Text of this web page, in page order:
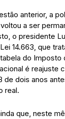
anterior, a
a ser
o presidente
14.663, que
do Imposto
é reajuste
de dois anos
real.
que, neste